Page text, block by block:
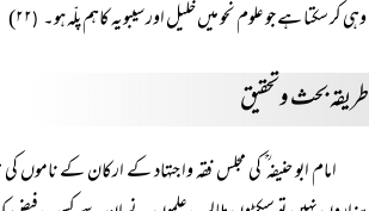
وہی کر سکتا ہے جو علوم نحو میں خلیل اور سیبویہ کاہم پلّہ ہو۔ (۲۲)
طریقہ بحث وتحقیق
امام ابو حنیفہ ؒ کی مجلس فقہ واجتہاد کے ارکان کے